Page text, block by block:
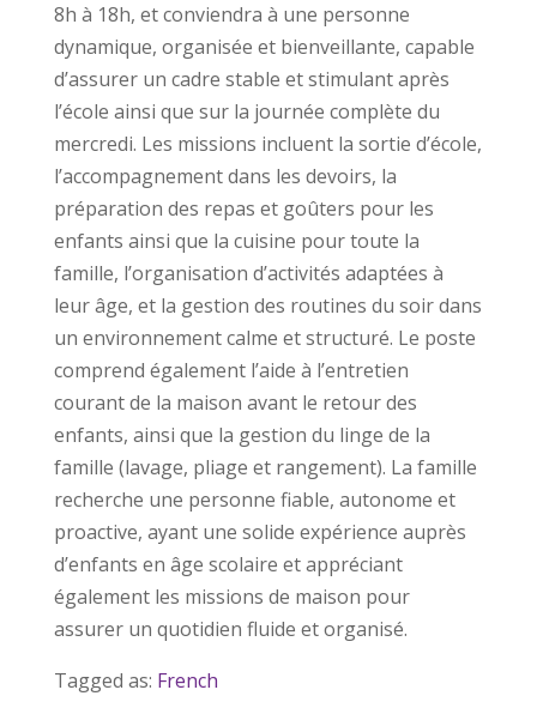
8h à 18h, et conviendra à une personne
dynamique, organisée et bienveillante, capable
d’assurer un cadre stable et stimulant après
l’école ainsi que sur la journée complète du
mercredi. Les missions incluent la sortie d’école,
l’accompagnement dans les devoirs, la
préparation des repas et goûters pour les
enfants ainsi que la cuisine pour toute la
famille, l’organisation d’activités adaptées à
leur âge, et la gestion des routines du soir dans
un environnement calme et structuré. Le poste
comprend également l’aide à l’entretien
courant de la maison avant le retour des
enfants, ainsi que la gestion du linge de la
famille (lavage, pliage et rangement). La famille
recherche une personne fiable, autonome et
proactive, ayant une solide expérience auprès
d’enfants en âge scolaire et appréciant
également les missions de maison pour
assurer un quotidien fluide et organisé.
Tagged as: French